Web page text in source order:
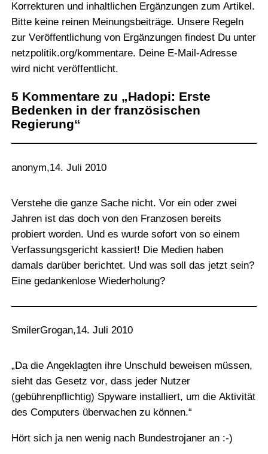
Korrekturen und inhaltlichen Ergänzungen zum Artikel.
Bitte keine reinen Meinungsbeiträge. Unsere Regeln
zur Veröffentlichung von Ergänzungen findest Du unter
netzpolitik.org/kommentare. Deine E-Mail-Adresse
wird nicht veröffentlicht.
5 Kommentare zu „Hadopi: Erste
Bedenken in der französischen
Regierung“
anonym,14. Juli 2010
Verstehe die ganze Sache nicht. Vor ein oder zwei
Jahren ist das doch von den Franzosen bereits
probiert worden. Und es wurde sofort von so einem
Verfassungsgericht kassiert! Die Medien haben
damals darüber berichtet. Und was soll das jetzt sein?
Eine gedankenlose Wiederholung?
SmilerGrogan,14. Juli 2010
„Da die Angeklagten ihre Unschuld beweisen müssen,
sieht das Gesetz vor, dass jeder Nutzer
(gebührenpflichtig) Spyware installiert, um die Aktivität
des Computers überwachen zu können.“
Hört sich ja nen wenig nach Bundestrojaner an :-)